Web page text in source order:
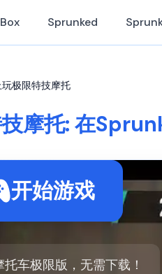
Sprunked
极限特技摩托
摩托: 在
开始游戏
车极限版，无需下载！